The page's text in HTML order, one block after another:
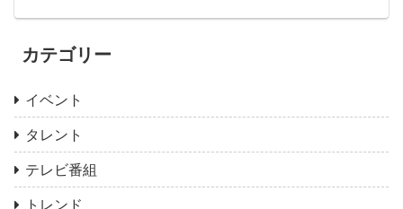
カテゴリー
イベント
タレント
テレビ番組
トレンド